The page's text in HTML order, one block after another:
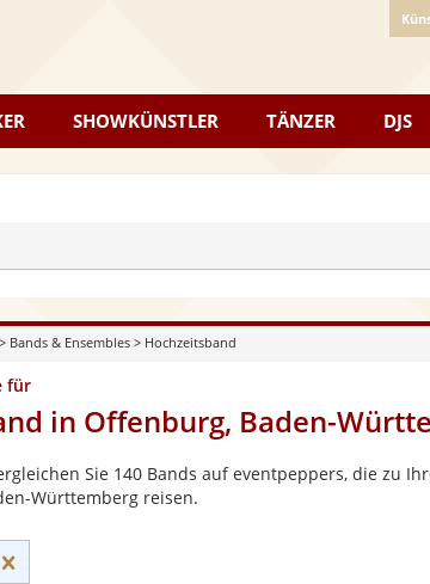
SHOWKÜNSTLER TÄNZER DJS
Bands & Ensembles> Hochzeitsband
für
in Offenburg, Baden-
Sie 140 Bands auf eventpeppers, die zu
Württemberg reisen.